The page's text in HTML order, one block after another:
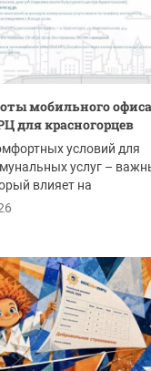
мобильного офиса
для красногорцев
условий для
услуг –
влияет на